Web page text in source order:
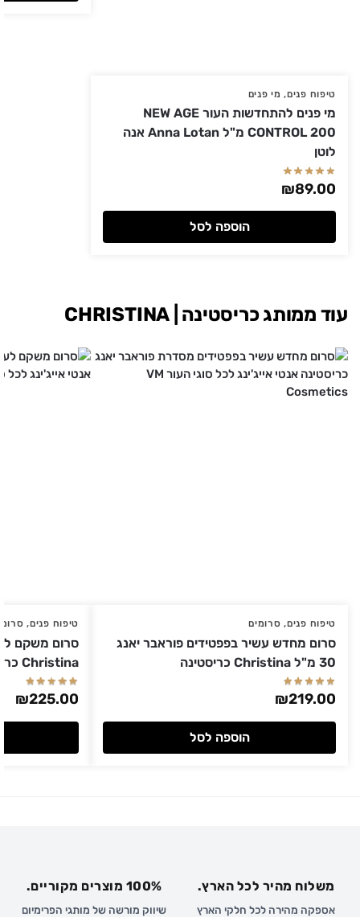
טיפוח פנים, מי פנים
מי פנים להתחדשות העור NEW AGE
CONTROL 200 מ"ל Anna Lotan אנה
לוטן
₪89.00
הוספה לסל
עוד ממותג כריסטינה | CHRISTINA
טיפוח פנים, סרומים
סרום מחדש עשיר בפפטידים פוראבר יאנג
30 מ"ל Christina כריסטינה
₪219.00
הוספה לסל
טיפוח פנים,
Christina כריסטינה
₪225.00
משלוח מהיר לכל הארץ.
אספקה מהירה לכל חלקי הארץ
100% מוצרים מקוריים.
שיווק מורשה של מותגי הפרימיום